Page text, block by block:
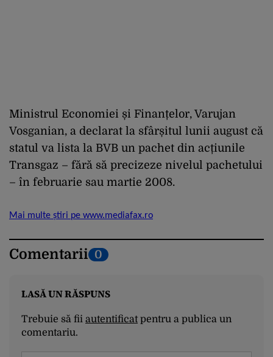
Ministrul Economiei și Finanțelor, Varujan
Vosganian, a declarat la sfârșitul lunii august că
statul va lista la BVB un pachet din acțiunile
Transgaz – fără să precizeze nivelul pachetului
– în februarie sau martie 2008.
Mai multe știri pe www.mediafax.ro
Comentarii 0
LASĂ UN RĂSPUNS
Trebuie să fii autentificatpentru a publica un
comentariu.